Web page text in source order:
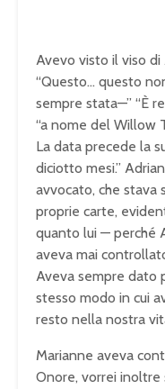
Avevo visto il viso di
“Questo… questo
sempre stata—” “È
“a nome del Willow
La data precede la
diciotto mesi.”
avvocato, che stava
proprie carte,
quanto lui — perché
aveva mai
Aveva sempre dato
stesso modo in cui
resto nella nostra
Marianne aveva
Onore, vorrei